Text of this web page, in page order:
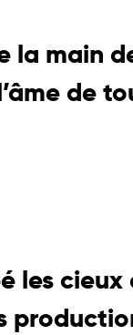
la main
de
les cieux